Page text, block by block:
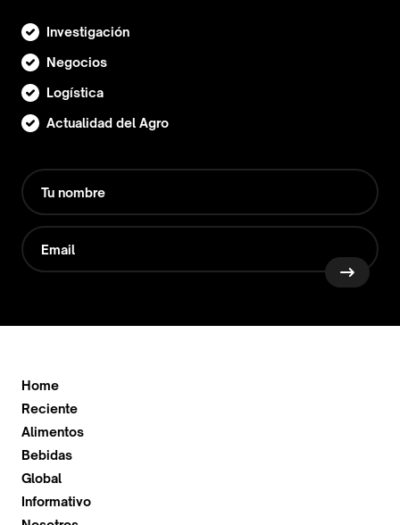
Investigación
Negocios
Logística
Actualidad del Agro
Home
Reciente
Alimentos
Bebidas
Global
Informativo